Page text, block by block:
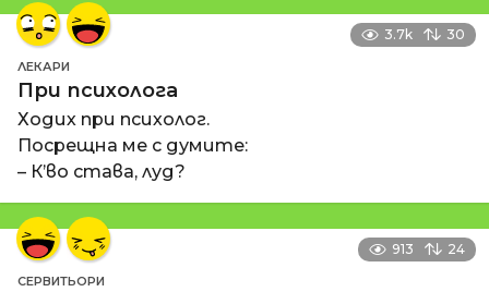
3.7k 30
ЛЕКАРИ
При психолога
Ходих при психолог.
Посрещна ме с думите:
– К’во става, луд?
913 24
СЕРВИТЬОРИ